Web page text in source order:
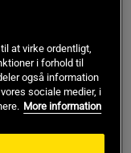
at virke ordentligt,
i forhold til
også information
sociale medier, i
More information